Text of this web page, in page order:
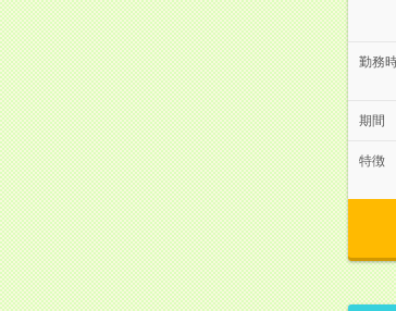
勤務
期間
特徴